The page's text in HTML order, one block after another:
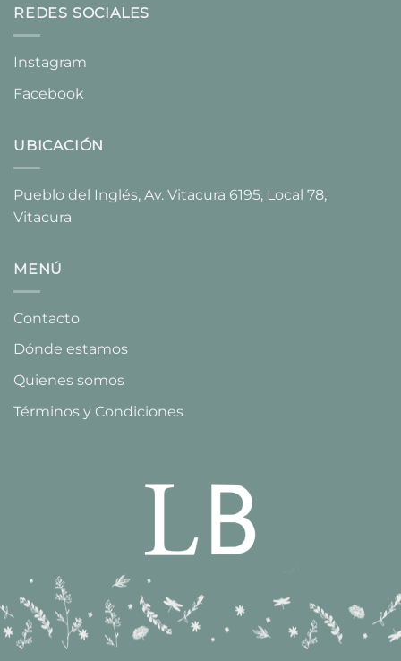
REDES SOCIALES
Instagram
Facebook
UBICACIÓN
Pueblo del Inglés, Av. Vitacura 6195, Local 78,
Vitacura​
MENÚ
Contacto
Dónde estamos
Quienes somos
Términos y Condiciones